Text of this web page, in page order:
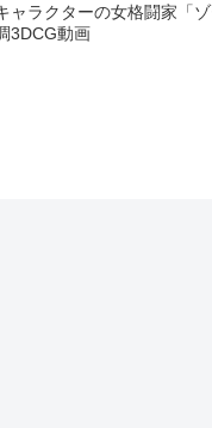
ャラクターの女格闘家「
3DCG動画